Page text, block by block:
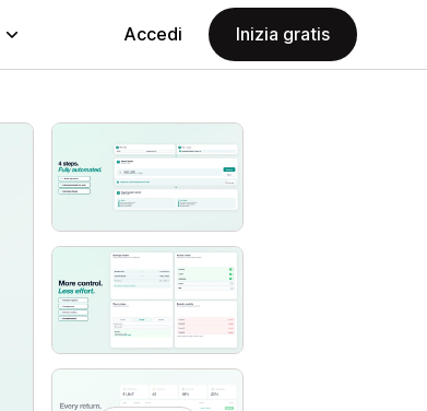
Accedi Inizia gratis